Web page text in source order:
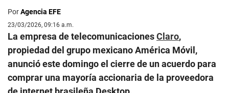
PorAgencia EFE
23/03/2026, 09:16 a.m.
La empresa de telecomunicacionesClaro,
propiedad del grupo mexicano América Móvil,
anunció este domingo el cierre de un acuerdo para
comprar una mayoría accionaria de la proveedora